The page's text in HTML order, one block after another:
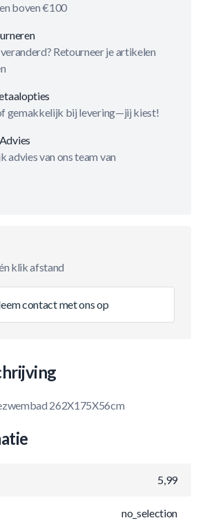
boven €100
Retourneer je artikelen
gemakkelijk bij levering—jij kiest!
advies van ons team van
klik afstand
contact met ons op
262X175X56cm
5,99
no_selection